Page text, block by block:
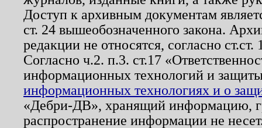
Доступ к архивным документам
ст. 24 вышеобозначенного закона.
редакции не относятся, согласно
Согласно ч.2. п.3. ст.17
информационных технологий и
информационных технологиях и о
«Дебри-ДВ», хранящий информацию,
распространение информации не